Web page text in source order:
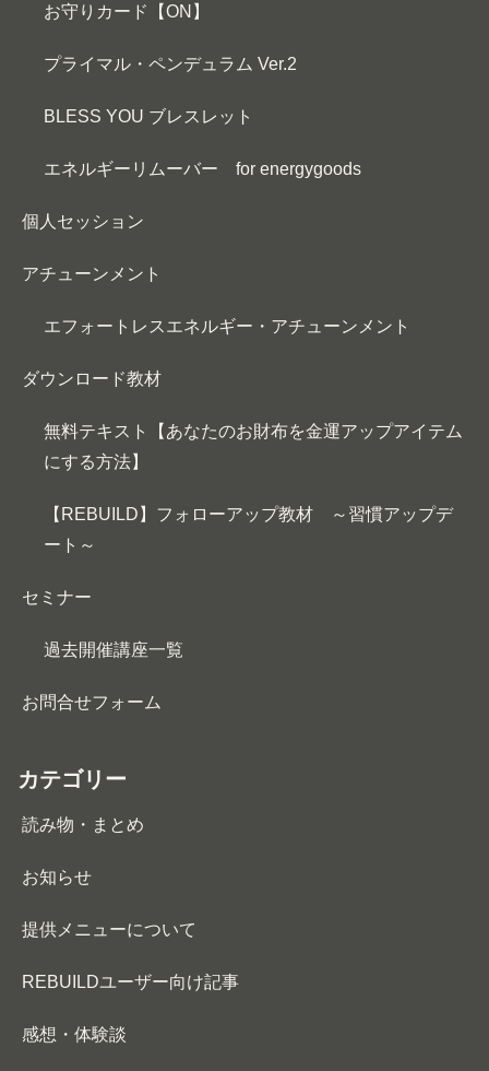
お守りカード【ON】
プライマル・ペンデュラム Ver.2
BLESS YOU ブレスレット
エネルギーリムーバー for energygoods
個人セッション
アチューンメント
エフォートレスエネルギー・アチューンメント
ダウンロード教材
無料テキスト【あなたのお財布を金運アップアイテム
にする方法】
【REBUILD】フォローアップ教材 ～習慣アップデ
ート～
セミナー
過去開催講座一覧
お問合せフォーム
カテゴリー
読み物・まとめ
お知らせ
提供メニューについて
REBUILDユーザー向け記事
感想・体験談